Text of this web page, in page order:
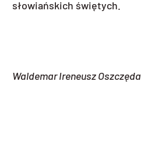
słowiańskich świętych.
Waldemar Ireneusz Oszczęda